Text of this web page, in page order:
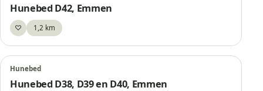
Hunebed D42, Emmen
♡Bewaar1,2 km
Hunebed
Hunebed D38, D39 en D40, Emmen